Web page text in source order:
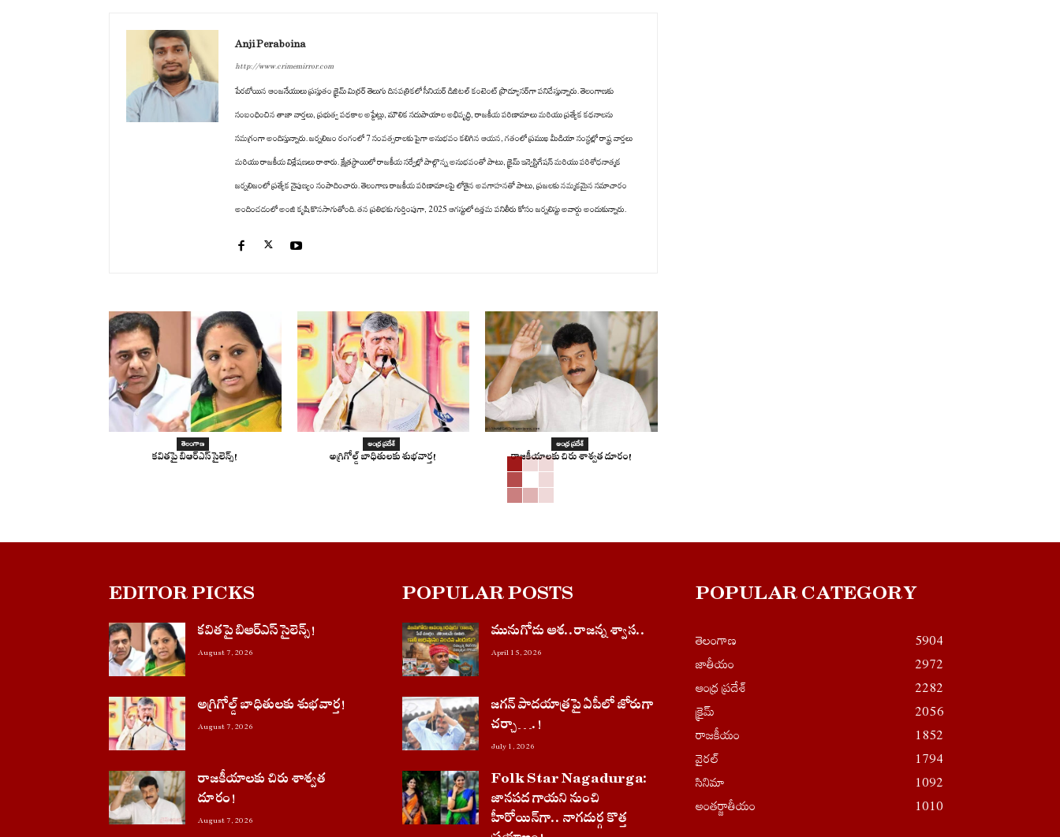
Anji Peraboina
http://www.crimemirror.com
పేరబోయిన ఆంజనేయులు ప్రస్తుతం క్రైమ్ మిర్రర్ తెలుగు దినపత్రికలో సీనియర్ డిజిటల్ కంటెంట్ ప్రొడ్యూసర్‌గా పనిచేస్తున్నారు. తెలంగాణకు
సంబంధించిన తాజా వార్తలు, ప్రభుత్వ పథకాల అప్డేట్లు, మౌలిక సదుపాయాల అభివృద్ధి, రాజకీయ పరిణామాలు మరియు ప్రత్యేక కథనాలను
సమగ్రంగా అందిస్తున్నారు. జర్నలిజం రంగంలో 7 సంవత్సరాలకు పైగా అనుభవం కలిగిన ఆయన, గతంలో ప్రముఖ మీడియా సంస్థల్లో రాష్ట్ర వార్తలు
మరియు రాజకీయ విశ్లేషణలు రాశారు. క్షేత్రస్థాయిలో రాజకీయ సర్వేల్లో పాల్గొన్న అనుభవంతో పాటు, క్రైమ్ ఇన్వెస్టిగేషన్ మరియు పరిశోధనాత్మక
జర్నలిజంలో ప్రత్యేక నైపుణ్యం సంపాదించారు. తెలంగాణ రాజకీయ పరిణామాలపై లోతైన అవగాహనతో పాటు, ప్రజలకు నమ్మకమైన సమాచారం
అందించడంలో అంజి కృషి కొనసాగుతోంది. తన ప్రతిభకు గుర్తింపుగా, 2025 ఆగస్టులో ఉత్తమ పనితీరు కోసం జర్నలిస్టు అవార్డు అందుకున్నారు.
తెలంగాణ
కవితపై బిఆర్ఎస్ సైలెన్స్!
ఆంధ్ర ప్రదేశ్
అగ్రిగోల్డ్ బాధితులకు శుభవార్త!
ఆంధ్ర ప్రదేశ్
రాజకీయాలకు చిరు శాశ్వత దూరం!
EDITOR PICKS
కవితపై బిఆర్ఎస్ సైలెన్స్!
August 7, 2026
అగ్రిగోల్డ్ బాధితులకు శుభవార్త!
August 7, 2026
రాజకీయాలకు చిరు శాశ్వత
దూరం!
August 7, 2026
POPULAR POSTS
మునుగోడు ఆశ..రాజన్న శ్వాస..
April 15, 2026
జగన్ పాదయాత్రపై ఏపీలో జోరుగా
చ‌ర్చా….!
July 1, 2026
Folk Star Nagadurga:
జానపద గాయని నుంచి
హీరోయిన్‌గా.. నాగదుర్గ కొత్త
POPULAR CATEGORY
తెలంగాణ
5904
జాతీయం
2972
ఆంధ్ర ప్రదేశ్
2282
క్రైమ్
2056
రాజకీయం
1852
వైరల్
1794
సినిమా
1092
అంతర్జాతీయం
1010